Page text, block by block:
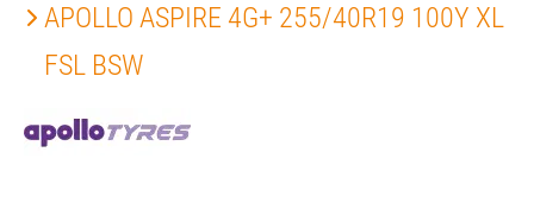
APOLLO ASPIRE 4G+ 255/40R19 100Y XL
FSL BSW